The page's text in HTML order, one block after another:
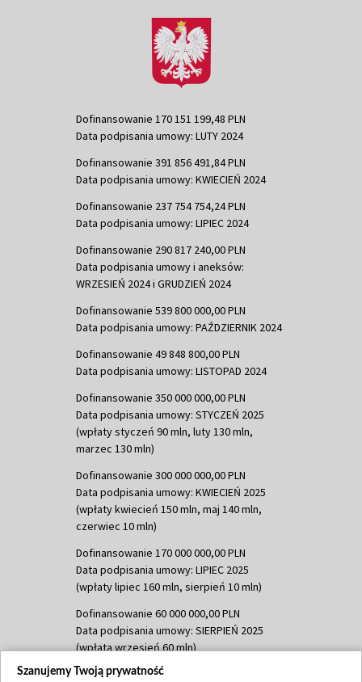
Dofinansowanie 170 151 199,48 PLN
Data podpisania umowy: LUTY 2024
Dofinansowanie 391 856 491,84 PLN
Data podpisania umowy: KWIECIEŃ 2024
Dofinansowanie 237 754 754,24 PLN
Data podpisania umowy: LIPIEC 2024
Dofinansowanie 290 817 240,00 PLN
Data podpisania umowy i aneksów:
WRZESIEŃ 2024 i GRUDZIEŃ 2024
Dofinansowanie 539 800 000,00 PLN
Data podpisania umowy: PAŹDZIERNIK 2024
Dofinansowanie 49 848 800,00 PLN
Data podpisania umowy: LISTOPAD 2024
Dofinansowanie 350 000 000,00 PLN
Data podpisania umowy: STYCZEŃ 2025
(wpłaty styczeń 90 mln, luty 130 mln,
marzec 130 mln)
Dofinansowanie 300 000 000,00 PLN
Data podpisania umowy: KWIECIEŃ 2025
(wpłaty kwiecień 150 mln, maj 140 mln,
czerwiec 10 mln)
Dofinansowanie 170 000 000,00 PLN
Data podpisania umowy: LIPIEC 2025
(wpłaty lipiec 160 mln, sierpień 10 mln)
Dofinansowanie 60 000 000,00 PLN
Data podpisania umowy: SIERPIEŃ 2025
(wpłata wrzesień 60 mln)
Dofinansowanie 635 783 051,21 PLN
Szanujemy Twoją prywatność